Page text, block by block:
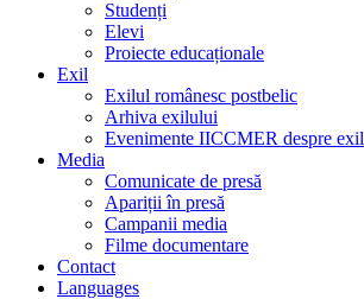
Studenți
Elevi
Proiecte educaționale
Exil
Exilul românesc postbelic
Arhiva exilului
Evenimente IICCMER despre exil
Media
Comunicate de presă
Apariții în presă
Campanii media
Filme documentare
Contact
Languages